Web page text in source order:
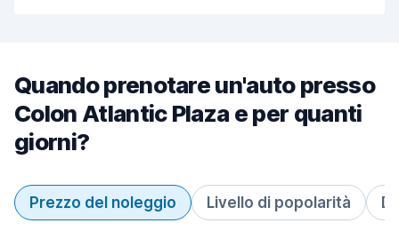
Quando prenotare un'auto presso
Colon Atlantic Plaza e per quanti
giorni?
Prezzo del noleggio Livello di popolarità